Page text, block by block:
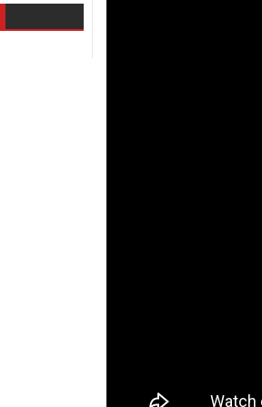
Sandata Duka Hithila Song Lyrics - සඳට දුක හිතිලා